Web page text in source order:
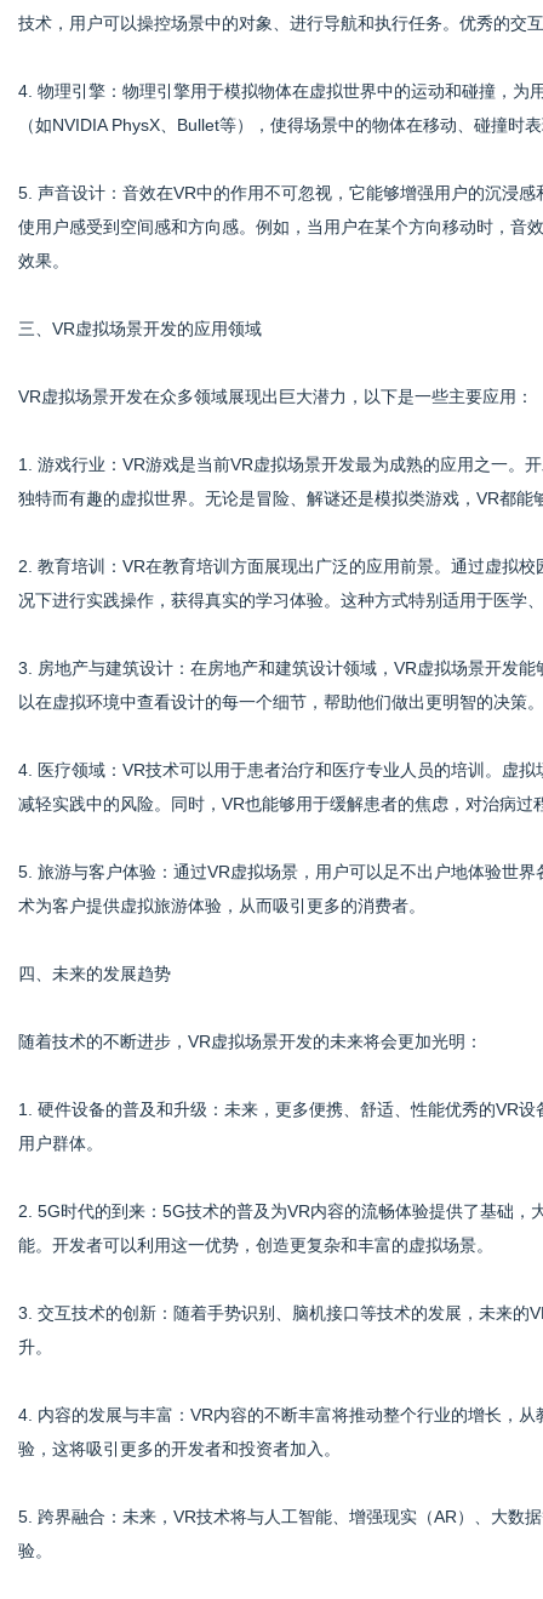
技术，用户可以操控场景中的对象、进行导航和执行任务。优秀的交
4. 物理引擎：物理引擎用于模拟物体在虚拟世界中的运动和碰撞，
（如NVIDIA PhysX、Bullet等），使得场景中的物体在移动、碰撞时
5. 声音设计：音效在VR中的作用不可忽视，它能够增强用户的沉浸
使用户感受到空间感和方向感。例如，当用户在某个方向移动时，音
效果。
三、VR虚拟场景开发的应用领域
VR虚拟场景开发在众多领域展现出巨大潜力，以下是一些主要应用：
1. 游戏行业：VR游戏是当前VR虚拟场景开发最为成熟的应用之一。
独特而有趣的虚拟世界。无论是冒险、解谜还是模拟类游戏，VR都能
2. 教育培训：VR在教育培训方面展现出广泛的应用前景。通过虚拟
况下进行实践操作，获得真实的学习体验。这种方式特别适用于医学
3. 房地产与建筑设计：在房地产和建筑设计领域，VR虚拟场景开发
以在虚拟环境中查看设计的每一个细节，帮助他们做出更明智的决策。
4. 医疗领域：VR技术可以用于患者治疗和医疗专业人员的培训。虚
减轻实践中的风险。同时，VR也能够用于缓解患者的焦虑，对治病过
5. 旅游与客户体验：通过VR虚拟场景，用户可以足不出户地体验世
术为客户提供虚拟旅游体验，从而吸引更多的消费者。
四、未来的发展趋势
随着技术的不断进步，VR虚拟场景开发的未来将会更加光明：
1. 硬件设备的普及和升级：未来，更多便携、舒适、性能优秀的VR
用户群体。
2. 5G时代的到来：5G技术的普及为VR内容的流畅体验提供了基础
能。开发者可以利用这一优势，创造更复杂和丰富的虚拟场景。
3. 交互技术的创新：随着手势识别、脑机接口等技术的发展，未来
升。
4. 内容的发展与丰富：VR内容的不断丰富将推动整个行业的增长，
验，这将吸引更多的开发者和投资者加入。
5. 跨界融合：未来，VR技术将与人工智能、增强现实（AR）、大数
验。